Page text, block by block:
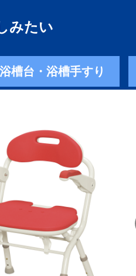
み​たい
浴槽台・浴槽手すり